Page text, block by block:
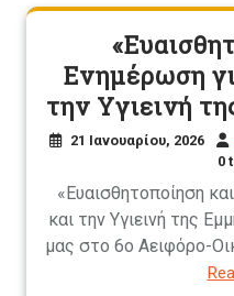
Ενημέρωση
την Υγιεινή
21 Ιανουαρίου, 2026
0
«Ευαισθητοποίηση
και την Υγιεινή της
μας στο 6ο Αειφόρο-